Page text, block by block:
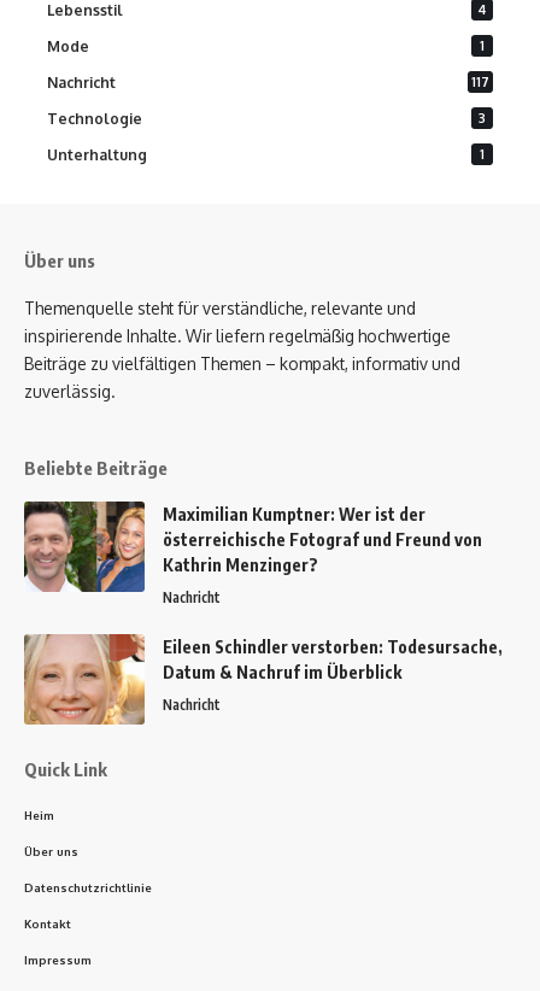
Lebensstil 4
Mode 1
Nachricht 117
Technologie 3
Unterhaltung 1
Über uns
Themenquelle steht für verständliche, relevante und
inspirierende Inhalte. Wir liefern regelmäßig hochwertige
Beiträge zu vielfältigen Themen – kompakt, informativ und
zuverlässig.
Beliebte Beiträge
Maximilian Kumptner: Wer ist der
österreichische Fotograf und Freund von
Kathrin Menzinger?
Nachricht
Eileen Schindler verstorben: Todesursache,
Datum & Nachruf im Überblick
Nachricht
Quick Link
Heim
Über uns
Datenschutzrichtlinie
Kontakt
Impressum